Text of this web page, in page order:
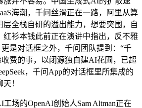
海潮，千问丝滑正在一路，阿里从算
层全栈自研的溢出能力，想要突围，自
红衫本钱此前正在演讲中指出，反不雅
是对话框之外，千问团队提到：“千
费的事，以闭源独自建AI花圃，已超
，千问App的对话框里所集成的
！
的OpenAI创始人Sam Altman正在